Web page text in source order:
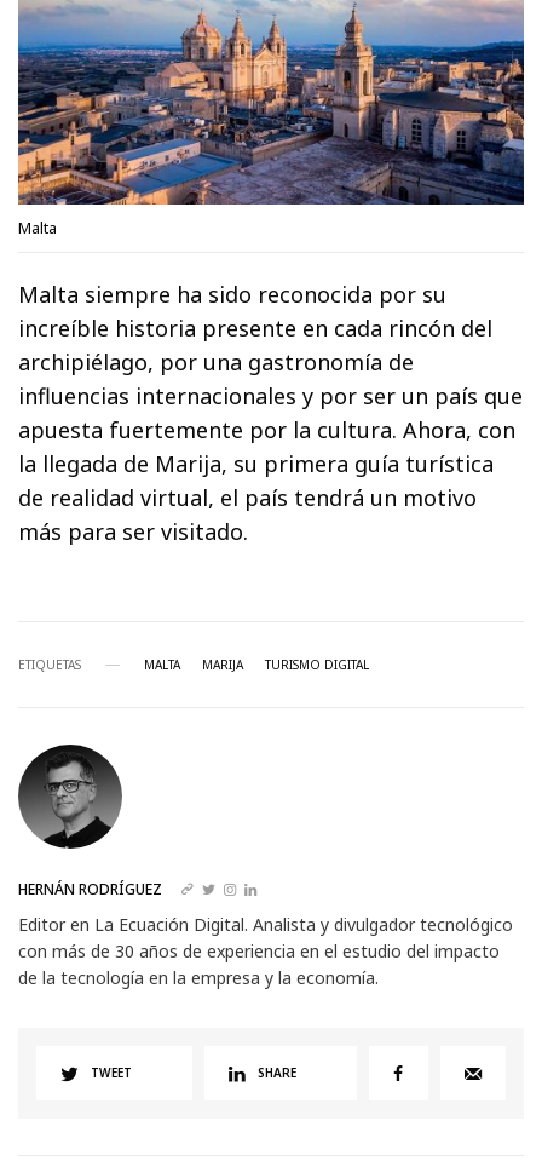
Malta
Malta siempre ha sido reconocida por su
increíble historia presente en cada rincón del
archipiélago, por una gastronomía de
influencias internacionales y por ser un país que
apuesta fuertemente por la cultura. Ahora, con
la llegada de Marija, su primera guía turística
de realidad virtual, el país tendrá un motivo
más para ser visitado.
ETIQUETAS MALTA MARIJA TURISMO DIGITAL
HERNÁN RODRÍGUEZ
Editor en La Ecuación Digital. Analista y divulgador tecnológico
con más de 30 años de experiencia en el estudio del impacto
de la tecnología en la empresa y la economía.
TWEET SHARE